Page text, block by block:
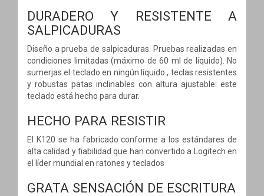
DURADERO Y RESISTENTE A
SALPICADURAS
Diseño a prueba de salpicaduras. Pruebas realizadas en
condiciones limitadas (máximo de 60 ml de líquido). No
sumerjas el teclado en ningún líquido., teclas resistentes
y robustas patas inclinables con altura ajustable: este
teclado está hecho para durar.
HECHO PARA RESISTIR
El K120 se ha fabricado conforme a los estándares de
alta calidad y fiabilidad que han convertido a Logitech en
el líder mundial en ratones y teclados
GRATA SENSACIÓN DE ESCRITURA